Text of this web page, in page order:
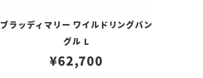
ブラッディマリー ワイルドリングバン
グル L
¥62,700